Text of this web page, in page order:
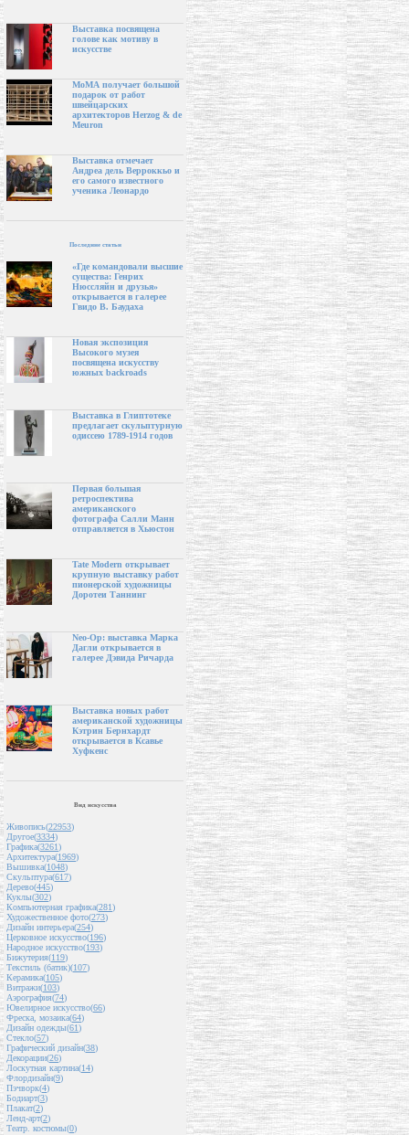
Выставка посвящена
голове как мотиву в
искусстве
МоМА получает большой
подарок от работ
швейцарских
архитекторов Herzog & de
Meuron
Выставка отмечает
Андреа дель Верроккьо и
его самого известного
ученика Леонардо
Последние статьи
«Где командовали высшие
существа: Генрих
Нюссляйн и друзья»
открывается в галерее
Гвидо В. Баудаха
Новая экспозиция
Высокого музея
посвящена искусству
южных backroads
Выставка в Глиптотеке
предлагает скульптурную
одиссею 1789-1914 годов
Первая большая
ретроспектива
американского
фотографа Салли Манн
отправляется в Хьюстон
Tate Modern открывает
крупную выставку работ
пионерской художницы
Доротеи Таннинг
Neo-Op: выставка Марка
Дагли открывается в
галерее Дэвида Ричарда
Выставка новых работ
американской художницы
Кэтрин Бернхардт
открывается в Ксавье
Хуфкенс
Вид искусства
Живопись(22953)
Другое(3334)
Графика(3261)
Архитектура(1969)
Вышивка(1048)
Скульптура(617)
Дерево(445)
Куклы(302)
Компьютерная графика(281)
Художественное фото(273)
Дизайн интерьера(254)
Церковное искусство(196)
Народное искусство(193)
Бижутерия(119)
Текстиль (батик)(107)
Керамика(105)
Витражи(103)
Аэрография(74)
Ювелирное искусство(66)
Фреска, мозаика(64)
Дизайн одежды(61)
Стекло(57)
Графический дизайн(38)
Декорации(26)
Лоскутная картина(14)
Флордизайн(9)
Пэчворк(4)
Бодиарт(3)
Плакат(2)
Ленд-арт(2)
Театр. костюмы(0)